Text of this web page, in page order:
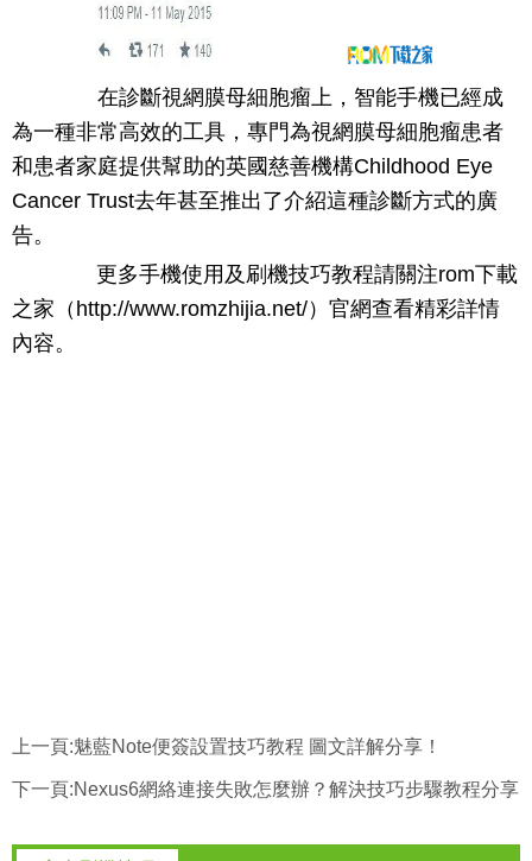
在診斷視網膜母細胞瘤上，智能手機已經成
為一種非常高效的工具，專門為視網膜母細胞瘤患者
和患者家庭提供幫助的英國慈善機構Childhood Eye
Cancer Trust去年甚至推出了介紹這種診斷方式的廣
告。
更多手機使用及刷機技巧教程請關注rom下載
之家（http://www.romzhijia.net/）官網查看精彩詳情
內容。
上一頁:魅藍Note便簽設置技巧教程 圖文詳解分享！
下一頁:Nexus6網絡連接失敗怎麼辦？解決技巧步驟教程分享